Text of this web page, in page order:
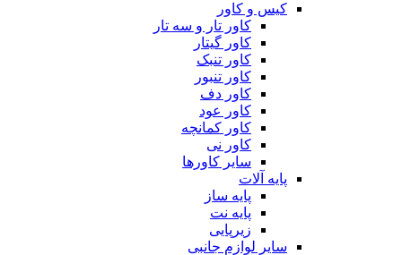
کیس و کاور
کاور تار و سه تار
کاور گیتار
کاور تنبک
کاور تنبور
کاور دف
کاور عود
کاور کمانچه
کاور نی
سایر کاورها
پایه آلات
پایه ساز
پایه نت
زیرپایی
سایر لوازم جانبی